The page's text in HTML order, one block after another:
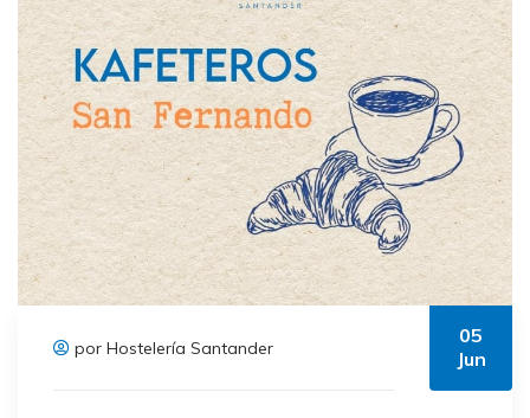
por Hostelería Santander
05
Jun